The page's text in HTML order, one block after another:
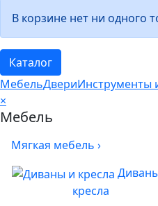
В корзине нет ни одного
Каталог
МебельДвериИнструменты
×
Мебель
Мягкая мебель ›
кресла